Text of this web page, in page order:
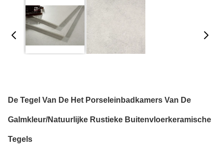
De Tegel Van De Het Porseleinbadkamers Van De
Galmkleur/Natuurlijke Rustieke Buitenvloerkeramische
Tegels